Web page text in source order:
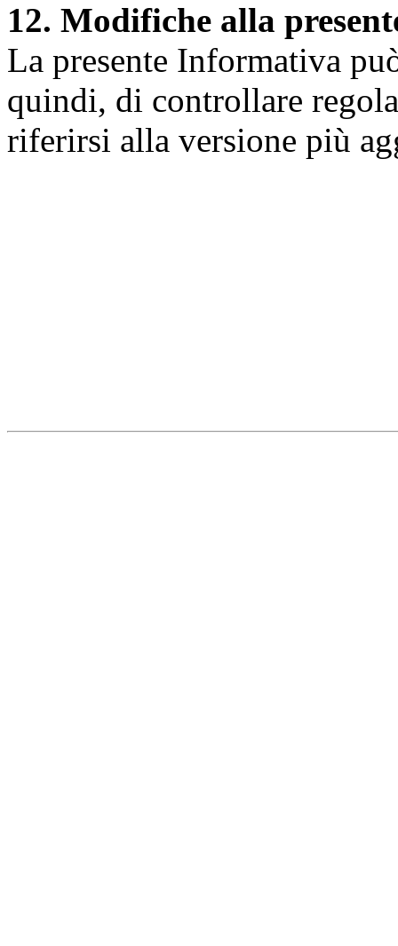
12. Modifiche alla
La presente Informativa
quindi, di controllare
riferirsi alla versione più